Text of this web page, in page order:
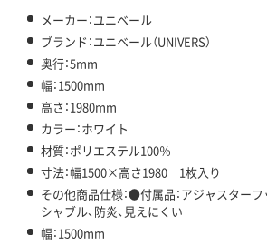
メーカー：ユニベール
ブランド：ユニベール（UNIVERS）
奥行：5mm
幅：1500mm
高さ：1980mm
カラー：ホワイト
材質：ポリエステル100％
寸法：幅1500×高さ1980 1枚入り
その他商品仕様：●付属品：アジャスター
シャブル、防炎、見えにくい
幅：1500mm